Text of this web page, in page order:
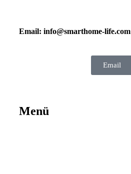
Email: info@smarthome-life.com
Email
Menü